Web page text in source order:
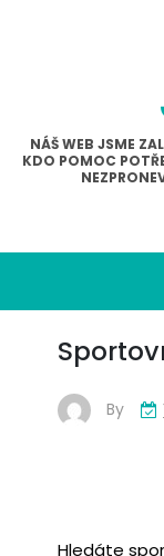
NÁŠ WEB JSME
KDO POMOC
By
Hledáte